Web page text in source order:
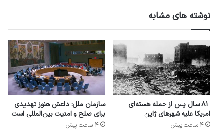
با افراط گری خشن به مثابه تسهیلگر تروریسم” در
دسامبر 2022 از سوی مجمع عمومی سازمان ملل
متحد انتخاب شد.
آنتونیو گوترش تروریسم گوترش
نوشته های مشابه
۸۱ سال پس از حمله هسته‌ای
امریکا علیه شهرهای ژاپن
4 ساعت پیش
سازمان ملل: داعش هنوز تهدیدی
برای صلح و امنیت بین‌المللی است
4 ساعت پیش